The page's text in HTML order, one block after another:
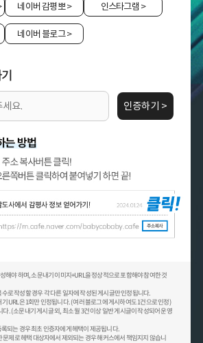
네이버 감평뽀> 인스타그램 >
네이버 블로그>
인증하기 >
해야 하며, 소문내기 이미지+URL을 정상적으로 포함해야 참여한 것
로 작성할 경우 각 다른 일자에 작성된 게시글만 인정됩니다.
URL은 1회만 인정됩니다. (여러 블로그에 게시하여도 1건으로 인정)
다. (소문내기 게시글 외, 최소 월 3건 이상 일반 게시글이 작성되어 운영
되는 경우 최초 인증자에게 헤택이 제공됩니다.
문제로 헤택 대상자에서 제외되는 경우 해커스에서 책임지지 않습니